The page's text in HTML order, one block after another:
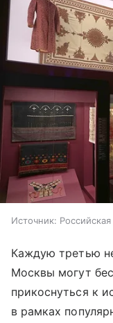
Источник: Российская
Каждую третью
Москвы могут
прикоснуться к
в рамках